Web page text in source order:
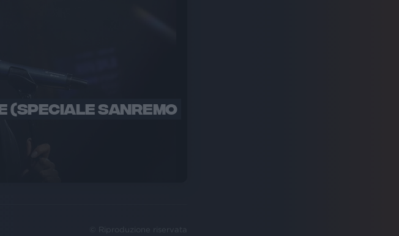
(SPECIALE SANREMO
© Riproduzione riservata